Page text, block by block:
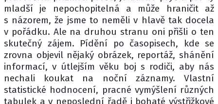
mladší je nepochopitelná a může hraničit až
s názorem, že jsme to neměli v hlavě tak docela
v pořádku. Ale na druhou stranu oni přišli o ten
skutečný zájem. Pídění po časopisech, kde se
zrovna objevil nějaký obrázek, reportáž, shánění
informací, v útlejším věku boj s rodiči, aby nás
nechali koukat na noční záznamy. Vlastní
statistické hodnocení, pracné vymýšlení různých
tabulek a v neposlední řadě i bohaté výstřižkové